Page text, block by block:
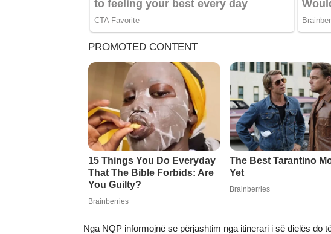
Nga NQP informojnë se përjashtim nga itinerari i së dielës do